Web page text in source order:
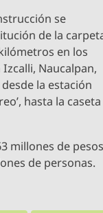
se
de la
en los
Naucalpan,
la estación
hasta la caseta
millones de
de personas.